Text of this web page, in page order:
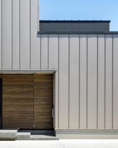
ントに関する注意
ルホームグループ
象とさせていだき
築やリフォームな
るお客様のみ対象
1名様（1家族様）1